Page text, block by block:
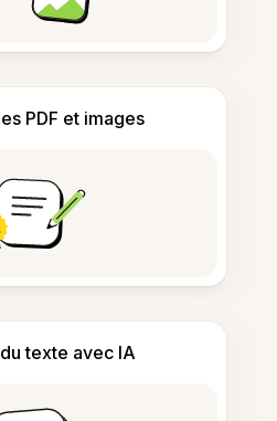
PDF et images
texte avec IA